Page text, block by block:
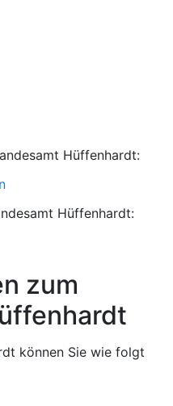
Hüffenhardt:
Hüffenhardt:
zum
können Sie wie folgt